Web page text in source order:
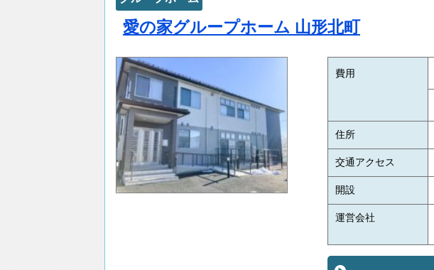
愛の家グループホーム 山形北町
費用
住所
交通アクセス
開設
運営会社